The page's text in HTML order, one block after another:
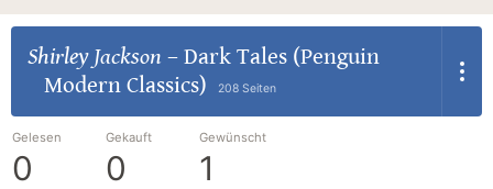
Shirley Jackson – Dark Tales (Penguin
Modern Classics)
208 Seiten
Gelesen
0
Gekauft
0
Gewünscht
1